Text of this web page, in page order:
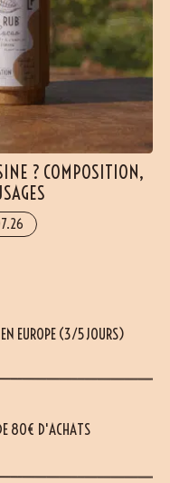
? COMPOSITION,
EUROPE (3/5 JOURS)
80€ D'ACHATS